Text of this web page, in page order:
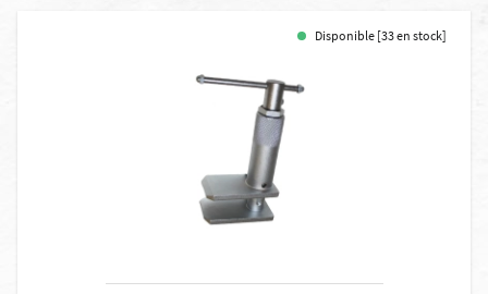
Disponible [33 en stock]